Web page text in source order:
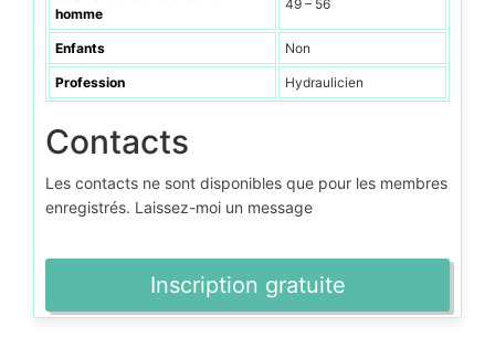
homme
49 – 56
Enfants Non
Profession Hydraulicien
Contacts
Les contacts ne sont disponibles que pour les membres
enregistrés. Laissez-moi un message
Inscription gratuite